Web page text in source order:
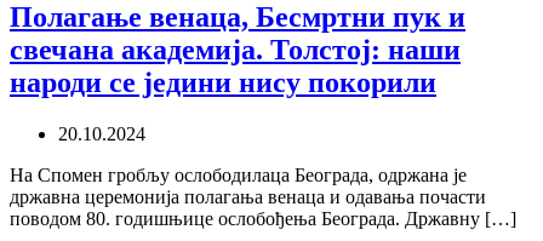
Полагање венаца, Бесмртни пук и
свечана академија. Толстој: наши
народи се једини нису покорили
20.10.2024
На Спомен гробљу ослободилаца Београда, одржана је
државна церемонија полагања венаца и одавања почасти
поводом 80. годишњице ослобођења Београда. Државну […]